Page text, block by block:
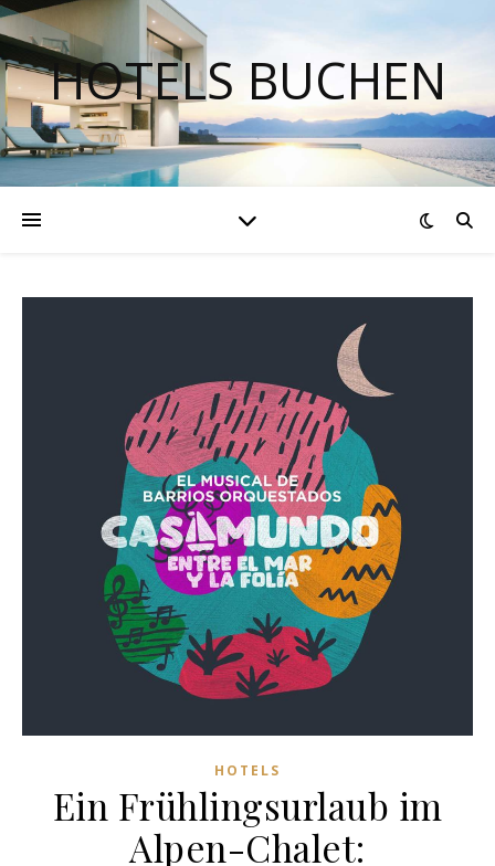
HOTELS BUCHEN
HOTELS
Ein Frühlingsurlaub im
Alpen-Chalet: